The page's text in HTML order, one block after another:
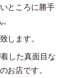
ところに勝手
します。
した真面目な
お店です。